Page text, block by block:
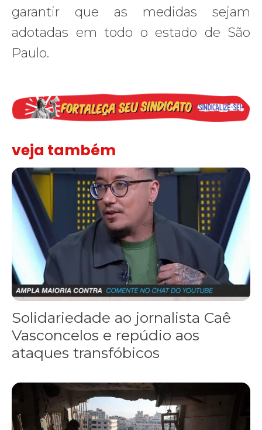
garantir que as medidas sejam
adotadas em todo o estado de São
Paulo.
veja também
Solidariedade ao jornalista Caê Vasconcelos e repúdio aos
Solidariedade ao jornalista Caê
Vasconcelos e repúdio aos
ataques transfóbicos
“Funeral para toda Gaza” — enquanto o Conselho da Paz